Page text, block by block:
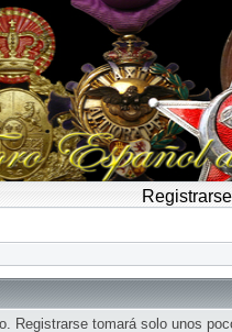
Registrarse
Registrarse tomará solo unos